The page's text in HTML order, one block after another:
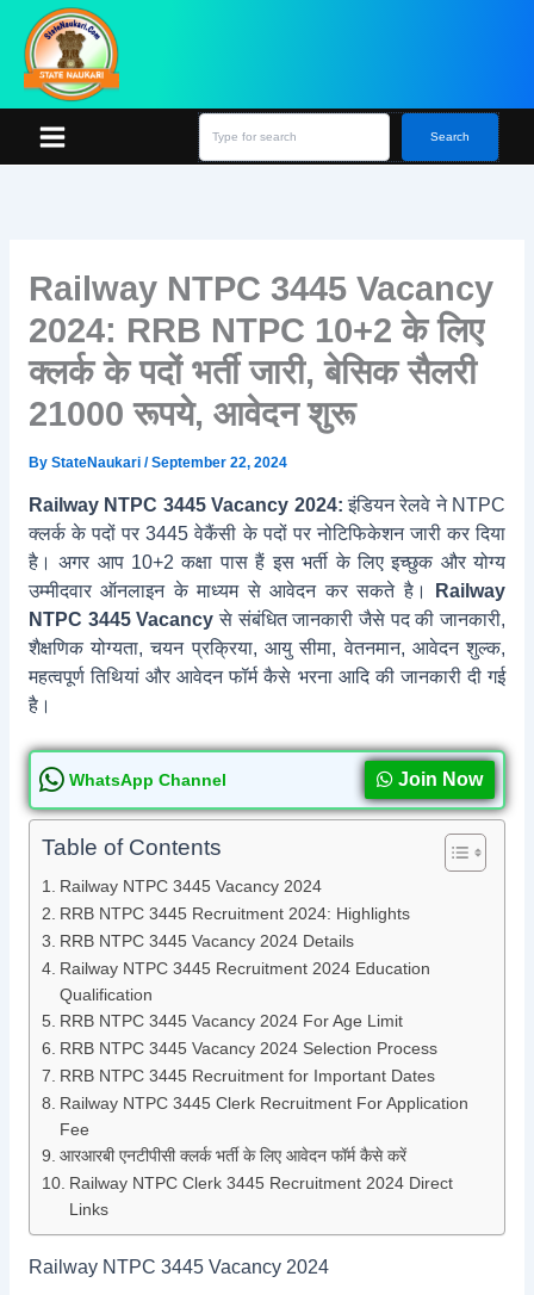
content
h
Search
Railway NTPC 3445 Vacancy
2024: RRB NTPC 10+2 के लिए
क्लर्क के पदों भर्ती जारी, बेसिक सैलरी
21000 रूपये, आवेदन शुरू
By StateNaukari /September 22, 2024
Railway NTPC 3445 Vacancy 2024: इंडियन रेलवे ने NTPC
क्लर्क के पदों पर 3445 वेकैंसी के पदों पर नोटिफिकेशन जारी कर दिया
है। अगर आप 10+2 कक्षा पास हैं इस भर्ती के लिए इच्छुक और योग्य
उम्मीदवार ऑनलाइन के माध्यम से आवेदन कर सकते है।
Railway
NTPC 3445 Vacancy से संबंधित जानकारी जैसे पद की जानकारी,
शैक्षणिक योग्यता, चयन प्रक्रिया, आयु सीमा, वेतनमान, आवेदन शुल्क,
महत्वपूर्ण तिथियां और आवेदन फॉर्म कैसे भरना आदि की जानकारी दी गई
है।
WhatsApp Channel Join Now
Table of Contents
Railway NTPC 3445 Vacancy 2024
RRB NTPC 3445 Recruitment 2024: Highlights
RRB NTPC 3445 Vacancy 2024 Details
Railway NTPC 3445 Recruitment 2024 Education
Qualification
RRB NTPC 3445 Vacancy 2024 For Age Limit
RRB NTPC 3445 Vacancy 2024 Selection Process
RRB NTPC 3445 Recruitment for Important Dates
Railway NTPC 3445 Clerk Recruitment For Application
Fee
आरआरबी एनटीपीसी क्लर्क भर्ती के लिए आवेदन फॉर्म कैसे करें
Railway NTPC Clerk 3445 Recruitment 2024 Direct
Links
Railway NTPC 3445 Vacancy 2024